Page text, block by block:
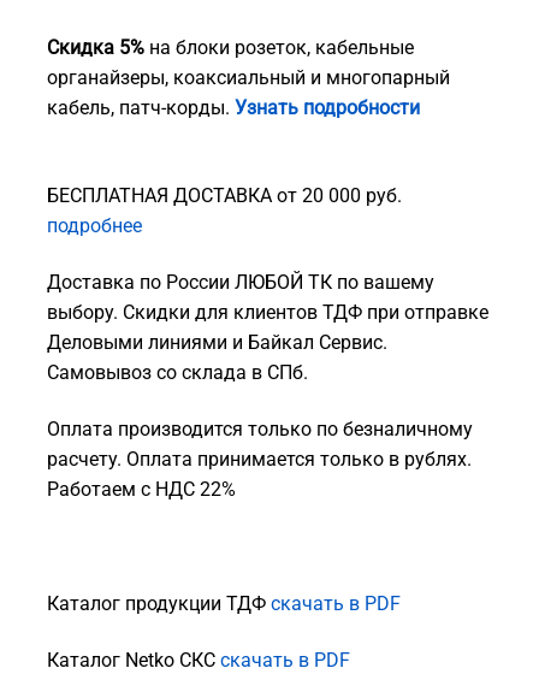
Скидка 5% на блоки розеток, кабельные
органайзеры, коаксиальный и многопарный
кабель, патч-корды. Узнать подробности
БЕСПЛАТНАЯ ДОСТАВКА от 20 000 руб.
подробнее
Доставка по России ЛЮБОЙ ТК по вашему
выбору. Скидки для клиентов ТДФ при отправке
Деловыми линиями и Байкал Сервис.
Самовывоз со склада в СПб.
Оплата производится только по безналичному
расчету. Оплата принимается только в рублях.
Работаем с НДС 22%
Каталог продукции ТДФ скачать в PDF
Каталог Netko СКС скачать в PDF